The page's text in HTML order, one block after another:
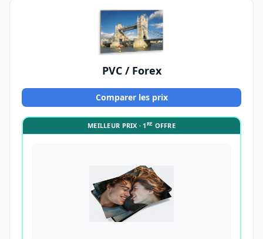
PVC / Forex
Comparer les prix
MEILLEUR PRIX · 1RE OFFRE